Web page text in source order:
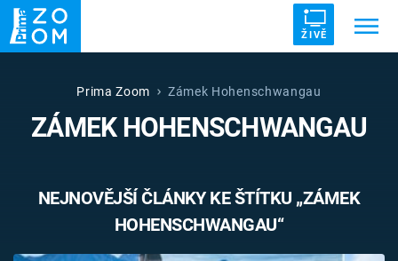
ŽIVĚ
ZRÁDCI DRUHÁ SVĚTOVÁ VÁLKA
ZÁHADY VETŘELCI DÁVNOVĚKU
Prima Zoom Zámek Hohenschwangau
ZÁMEK HOHENSCHWANGAU
NEJNOVĚJŠÍ ČLÁNKY KE ŠTÍTKU „ZÁMEK
HOHENSCHWANGAU“